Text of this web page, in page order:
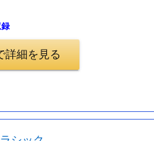
細を見る